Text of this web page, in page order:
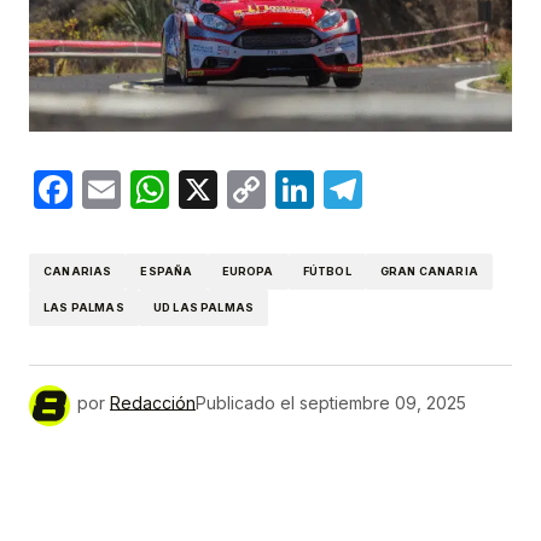
Facebook
EmailWhatsApp
X
CopyLinkedIn
CANARIAS ESPAÑA EUROPA FÚTBOL GRAN CANARIA
LAS PALMAS UD LAS PALMAS
por RedacciónPublicado el septiembre 09, 2025